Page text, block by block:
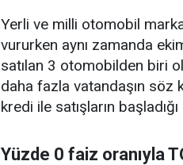
Yerli ve milli otomobil
vururken aynı zamanda
satılan 3 otomobilden biri
daha fazla vatandaşın söz
kredi ile satışların
Yüzde 0 faiz oranıyla